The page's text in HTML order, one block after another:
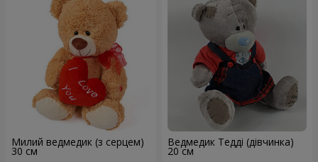
Милий ведмедик (з серцем)
30 см
Ведмедик Тедді (дівчинка)
20 см